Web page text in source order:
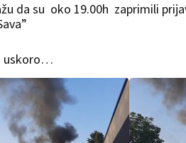
da su oko 19.00h zaprimili
uskoro…